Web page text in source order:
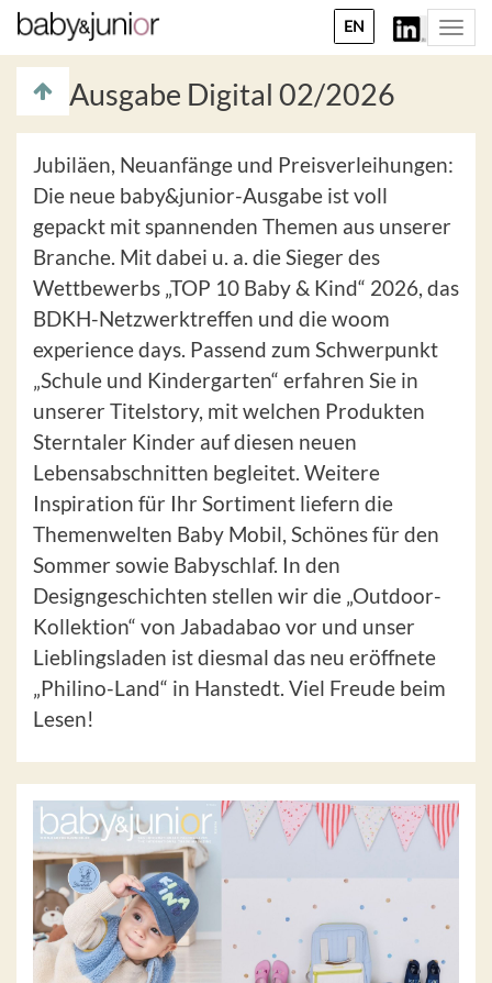
EN
Ausgabe Digital 02/2026
Jubiläen, Neuanfänge und Preisverleihungen:
Die neue baby&junior-Ausgabe ist voll
gepackt mit spannenden Themen aus unserer
Branche. Mit dabei u. a. die Sieger des
Wettbewerbs „TOP 10 Baby & Kind“ 2026, das
BDKH-Netzwerktreffen und die woom
experience days. Passend zum Schwerpunkt
„Schule und Kindergarten“ erfahren Sie in
unserer Titelstory, mit welchen Produkten
Sterntaler Kinder auf diesen neuen
Lebensabschnitten begleitet. Weitere
Inspiration für Ihr Sortiment liefern die
Themenwelten Baby Mobil, Schönes für den
Sommer sowie Babyschlaf. In den
Designgeschichten stellen wir die „Outdoor-
Kollektion“ von Jabadabao vor und unser
Lieblingsladen ist diesmal das neu eröffnete
„Philino-Land“ in Hanstedt. Viel Freude beim
Lesen!